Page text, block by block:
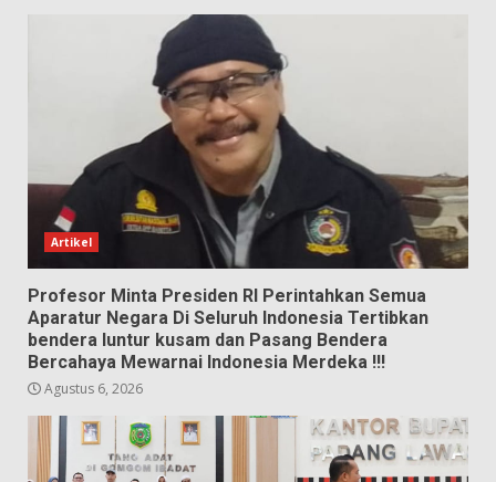
Artikel
Profesor Minta Presiden RI Perintahkan Semua
Aparatur Negara Di Seluruh Indonesia Tertibkan
bendera luntur kusam dan Pasang Bendera
Bercahaya Mewarnai Indonesia Merdeka !!!
Agustus 6, 2026